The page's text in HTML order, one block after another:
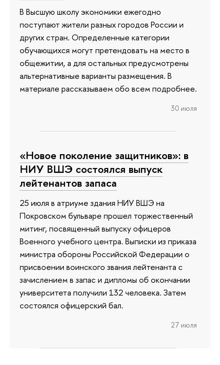
В Высшую школу экономики ежегодно
поступают жители разных городов России и
других стран. Определенные категории
обучающихся могут претендовать на место в
общежитии, а для остальных предусмотрены
альтернативные варианты размещения. В
материале рассказываем обо всем подробнее.
30 июля
«Новое поколение защитников»: в
НИУ ВШЭ состоялся выпуск
лейтенантов запаса
25 июля в атриуме здания НИУ ВШЭ на
Покровском бульваре прошел торжественный
митинг, посвященный выпуску офицеров
Военного учебного центра. Выписки из приказа
министра обороны Российской Федерации о
присвоении воинского звания лейтенанта с
зачислением в запас и дипломы об окончании
университета получили 132 человека. Затем
состоялся офицерский бал.
27 июля